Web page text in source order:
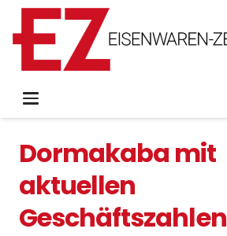
Dormakaba mit
aktuellen
Geschäftszahlen